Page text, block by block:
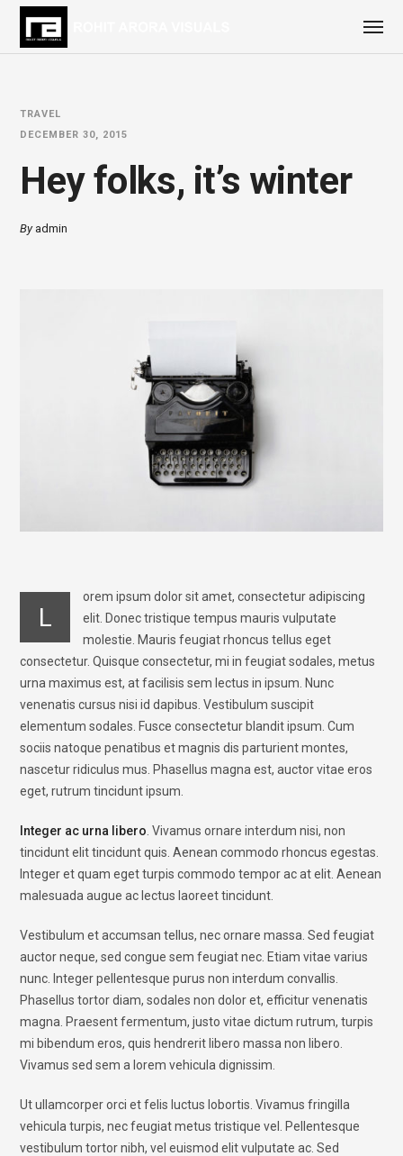
TRAVEL
DECEMBER 30, 2015
Hey folks, it’s winter
By admin
L
orem ipsum dolor sit amet, consectetur adipiscing
elit. Donec tristique tempus mauris vulputate
molestie. Mauris feugiat rhoncus tellus eget
consectetur. Quisque consectetur, mi in feugiat sodales, metus
urna maximus est, at facilisis sem lectus in ipsum. Nunc
venenatis cursus nisi id dapibus. Vestibulum suscipit
elementum sodales. Fusce consectetur blandit ipsum. Cum
sociis natoque penatibus et magnis dis parturient montes,
nascetur ridiculus mus. Phasellus magna est, auctor vitae eros
eget, rutrum tincidunt ipsum.
Integer ac urna libero . Vivamus ornare interdum nisi, non
tincidunt elit tincidunt quis. Aenean commodo rhoncus egestas.
Integer et quam eget turpis commodo tempor ac at elit.Aenean
malesuada augue ac lectus laoreet tincidunt
Vestibulum et accumsan tellus, nec ornare massa. Sed feugiat
auctor neque, sed congue sem feugiat nec.Etiam vitae varius
nunc . Integer pellentesque purus non interdum convallis.
Phasellus tortor diam, sodales non dolor et, efficitur venenatis
magna. Praesent fermentum, justo vitae dictum rutrum, turpis
mi bibendum eros, quis hendrerit libero massa non libero.
Vivamus sed sem a lorem vehicula dignissim.
Ut ullamcorper orci et felis luctus lobortis. Vivamus fringilla
vehicula turpis, nec feugiat metus tristique vel. Pellentesque
vestibulum tortor nibh, vel euismod elit vulputate ac. Sed